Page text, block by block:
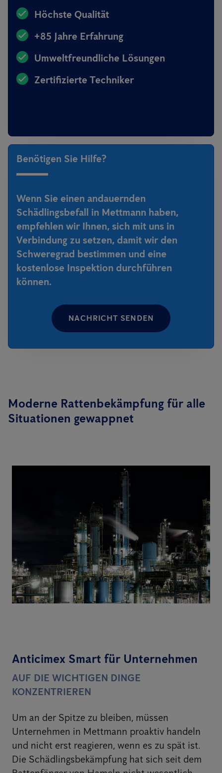
Höchste Qualität
+85 Jahre Erfahrung
Umweltfreundliche Lösungen
Zertifizierte Techniker
Benötigen Sie Hilfe?
Wenn Sie einen andauernden
Schädlingsbefall in Mettmann haben,
empfehlen wir Ihnen, sich mit uns in
Verbindung zu setzen, damit wir den
Schweregrad bestimmen und eine
kostenlose Inspektion durchführen
können.
NACHRICHT SENDEN
Moderne Rattenbekämpfung für alle
Situationen gewappnet
Anticimex Smart für Unternehmen
AUF DIE WICHTIGEN DINGE
KONZENTRIEREN
Um an der Spitze zu bleiben, müssen
Unternehmen in Mettmann proaktiv handeln
und nicht erst reagieren, wenn es zu spät ist.
Die Schädlingsbekämpfung hat sich seit dem